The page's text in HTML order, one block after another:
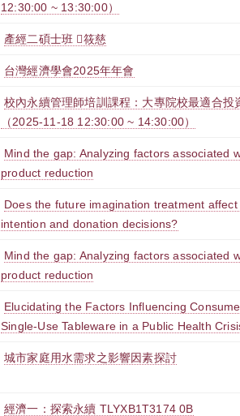
12:30:00 ~ 13:30:00）
產經二碩士班 筱慈
台灣經濟學會2025年年會
校內永續管理師培訓課程：大專院校最適合投
（2025-11-18 12:30:00 ~ 14:30:00）
Mind the gap: Analyzing factors associated
product reduction
Does the future imagination treatment
intention and donation decisions?
Mind the gap: Analyzing factors associated
product reduction
Elucidating the Factors Influencing
Single-Use Tableware in a Public Health
城市家庭用水需求之影響因素探討
經濟一：探索永續 TLYXB1T3174 0B